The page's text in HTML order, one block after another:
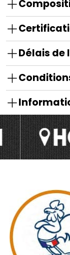
Délais de